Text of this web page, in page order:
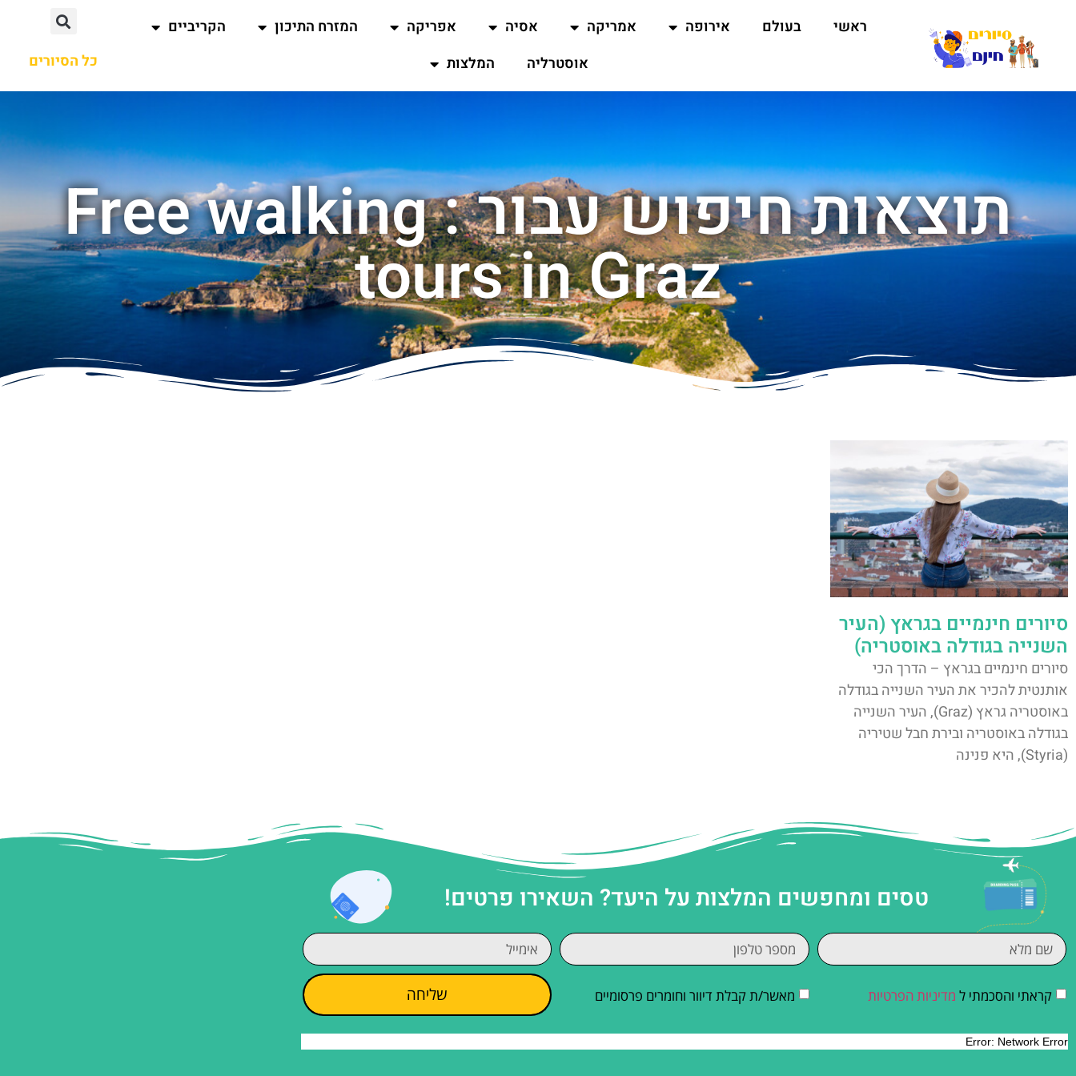
ראשי בעולם אירופה אמריקה אסיה אפריקה המזרח התיכון
הקריביים
אוסטרליה
המלצות כל הסיורים
תוצאות חיפוש עבור : Free walking
tours in Graz
סיורים חינמיים בגראץ (העיר
השנייה בגודלה באוסטריה)
סיורים חינמיים בגראץ – הדרך הכי
אותנטית להכיר את העיר השנייה בגודלה
באוסטריה גראץ (Graz), העיר השנייה
בגודלה באוסטריה ובירת חבל שטיריה
(Styria), היא פנינה
טסים ומחפשים המלצות על היעד? השאירו פרטים!
קראתי והסכמתי ל מדיניות הפרטיות מאשר/ת קבלת דיוור וחומרים פרסומיים שליחה